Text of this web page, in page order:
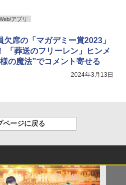
アプリ
欠席の「マガデミー賞2023」
「葬送のフリーレン」ヒンメ
の魔法”でコメント寄せる
2024年3月13日
ページに戻る